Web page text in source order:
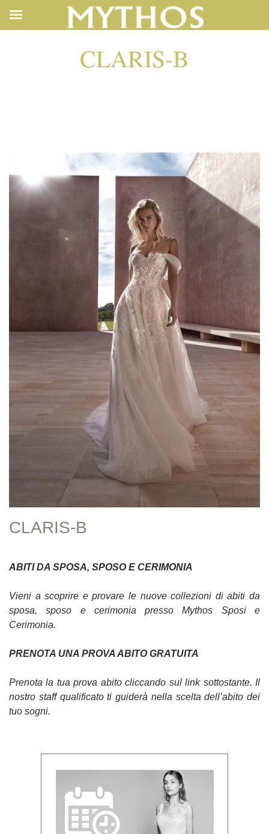
CLARIS-B
CLARIS-B
ABITI DA SPOSA, SPOSO E CERIMONIA
Vieni a scoprire e provare le nuove collezioni di abiti da
sposa, sposo e cerimonia presso Mythos Sposi e
Cerimonia.
PRENOTA UNA PROVA ABITO GRATUITA
Prenota la tua prova abito cliccando sul link sottostante. Il
nostro staff qualificato ti guiderà nella scelta dell’abito dei
tuo sogni.